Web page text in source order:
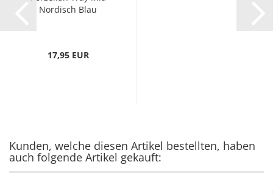
Nordisch Blau
17,95 EUR
Kunden, welche diesen Artikel bestellten, haben
auch folgende Artikel gekauft: